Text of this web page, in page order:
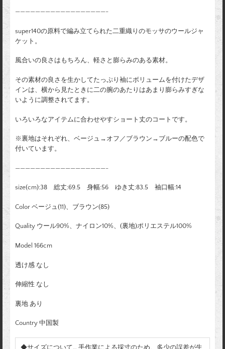
——————————————————-
super140の原料で編み立てられた二重織りのモッサのウールジャ
ケット。
風合いの良さはもちろん、軽さと膨らみのある素材。
その素材の良さを生かしてたっぷり袖にボリュームを付けたデザ
インは、横から見たときに二の腕のあたりはあまり膨らみすぎな
いように調整されてます。
いろいろなアイテムに合わせやすショート丈のコートです。
※裏地はそれぞれ、ベージュ→オフ／ブラウン→ブルーの配色で
付いています。
——————————————————-
size(cm):38 総丈:69.5 身幅:56 ゆき丈:83.5 袖口幅:14
Color ベージュ(11)、ブラウン(85)
Quality ウール90%、ナイロン10%、(裏地)ポリエステル100%
Model 166cm
透け感 なし
伸縮性 なし
裏地 あり
Country 中国製
◆サイズについて… 手作業による採寸のため、多少の誤差が生